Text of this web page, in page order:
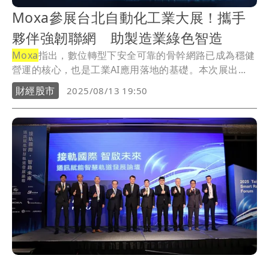
Moxa參展台北自動化工業大展！攜手
夥伴強韌聯網 助製造業綠色智造
Moxa指出，數位轉型下安全可靠的骨幹網路已成為穩健
營運的核心，也是工業AI應用落地的基礎。本次展出...
財經股市
2025/08/13 19:50